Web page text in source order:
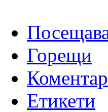
Горещи
Етикети